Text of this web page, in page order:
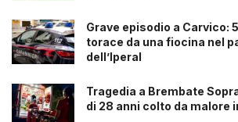
Grave episodio a Carvico:
torace da una fiocina nel
dell’Iperal
Tragedia a Brembate
di 28 anni colto da malore